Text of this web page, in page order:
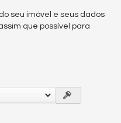
seu imóvel e seus dados
que possível para